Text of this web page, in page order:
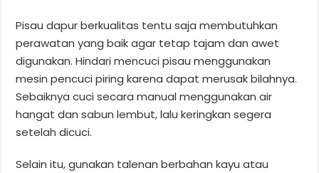
Pisau dapur berkualitas tentu saja membutuhkan
perawatan yang baik agar tetap tajam dan awet
digunakan. Hindari mencuci pisau menggunakan
mesin pencuci piring karena dapat merusak bilahnya.
Sebaiknya cuci secara manual menggunakan air
hangat dan sabun lembut, lalu keringkan segera
setelah dicuci.
Selain itu, gunakan talenan berbahan kayu atau